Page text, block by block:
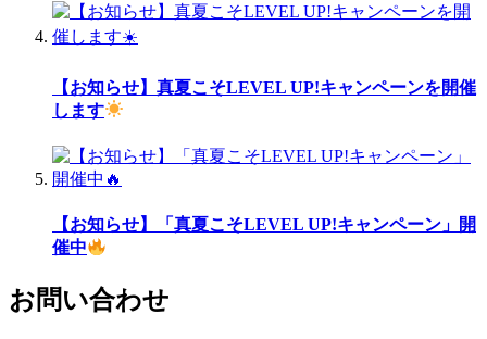
【お知らせ】真夏こそLEVEL UP!キャンペーンを開催
します
【お知らせ】「真夏こそLEVEL UP!キャンペーン」開
催中
お問い合わせ